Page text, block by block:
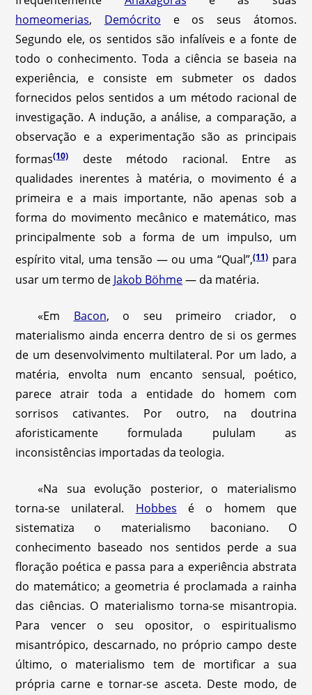
homeomerias, Demócrito e os seus átomos.
Segundo ele, os sentidos são infalíveis e a fonte de
todo o conhecimento. Toda a ciência se baseia na
experiência, e consiste em submeter os dados
fornecidos pelos sentidos a um método racional de
investigação. A indução, a análise, a comparação, a
observação e a experimentação são as principais
formas(10)
deste método racional. Entre as
qualidades inerentes à matéria, o movimento é a
primeira e a mais importante, não apenas sob a
forma do movimento mecânico e matemático, mas
principalmente sob a forma de um impulso, um
espírito vital, uma tensão — ou uma “Qual”,(11)para
usar um termo de Jakob Böhme— da matéria.
«Em Bacon, o seu primeiro criador, o
materialismo ainda encerra dentro de si os germes
de um desenvolvimento multilateral. Por um lado, a
matéria, envolta num encanto sensual, poético,
parece atrair toda a entidade do homem com
sorrisos cativantes. Por outro, na doutrina
aforisticamente formulada pululam as
inconsistências importadas da teologia.
«Na sua evolução posterior, o materialismo
torna-se unilateral. Hobbes é o homem que
sistematiza o materialismo baconiano. O
conhecimento baseado nos sentidos perde a sua
floração poética e passa para a experiência abstrata
do matemático; a geometria é proclamada a rainha
das ciências. O materialismo torna-se misantropia.
Para vencer o seu opositor, o espiritualismo
misantrópico, descarnado, no próprio campo deste
último, o materialismo tem de mortificar a sua
própria carne e tornar-se asceta. Deste modo, de